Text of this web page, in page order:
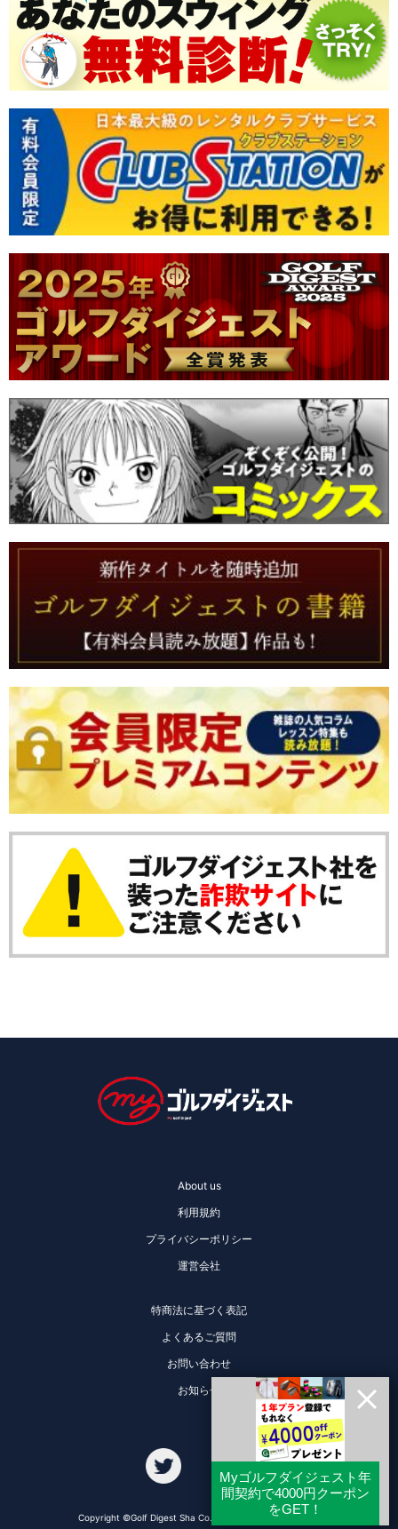
About us
利用規約
プライバシーポリシー
運営会社
特商法に基づく表記
よくあるご質問
お問い合わせ
お知らせ
Copyright ©Golf Digest Sha Co., Ltd. All Rights Reserved.